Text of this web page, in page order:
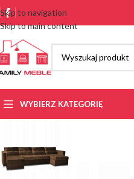
Skip to navigation
Skip to main content
WYBIERZ KATEGORIĘ